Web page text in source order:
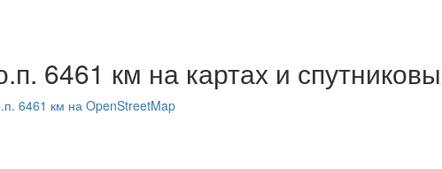
6461 км на картах и
6461 км на OpenStreetMap